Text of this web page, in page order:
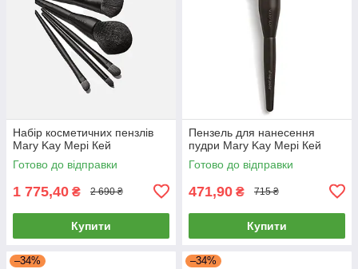
Набір косметичних пензлів
Mary Kay Мері Кей
Готово до відправки
1 775,40 ₴ 2 690 ₴
Купити
Пензель для нанесення
пудри Mary Kay Мері Кей
Готово до відправки
471,90 ₴ 715 ₴
Купити
–34% –34%